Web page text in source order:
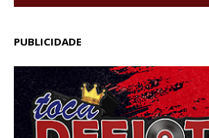
PUBLICIDADE